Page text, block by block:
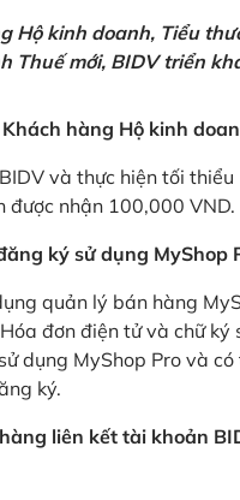
Hộ kinh doanh, Tiểu
Thuế mới, BIDV triển
hàng Hộ kinh
và thực hiện tối
được nhận 100,000 VND.
ký sử dụng MyShop
quản lý bán hàng
đơn điện tử và chữ ký
dụng MyShop Pro và
ký.
liên kết tài khoản